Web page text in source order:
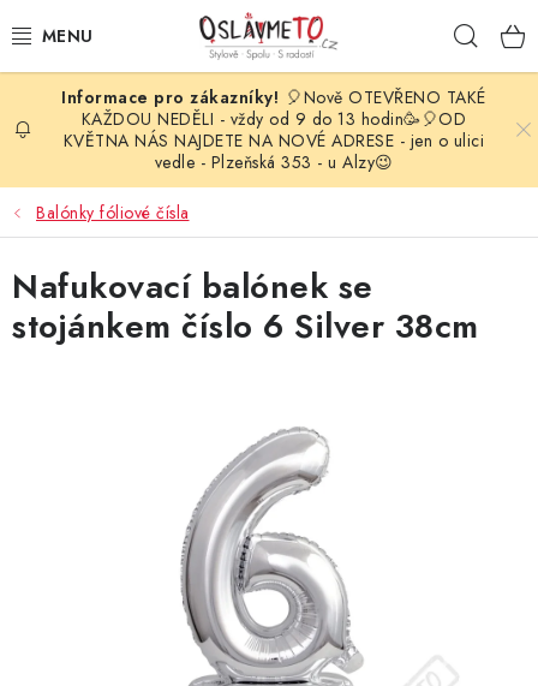
na
OSLAVA NAROZENIN
STYLOVÁ PARTY
DEKORACE A VÝZDOBA
BALÓNKY
KARNEVALOVÉ KOSTÝMY
SVATEBNÍ DOPLŇKY
BARVY NA OBLIČEJ A VLASY
🎈Nově OTEVŘENO TAKÉ
KAŽDOU NEDĚLI - vždy od 9 do 13 hodin🥳🎈OD
KVĚTNA NÁS NAJDETE NA NOVÉ ADRESE - jen o ulici
vedle - Plzeňská 353 - u Alzy😉
Balónky fóliové čísla
Nafukovací balónek se
stojánkem číslo 6 Silver 38cm